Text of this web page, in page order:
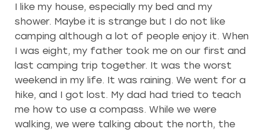
I like my house, especially my bed and my
shower. Maybe it is strange but I do not like
camping although a lot of people enjoy it. When
I was eight, my father took me on our first and
last camping trip together. It was the worst
weekend in my life. It was raining. We went for a
hike, and I got lost. My dad had tried to teach
me how to use a compass. While we were
walking, we were talking about the north, the